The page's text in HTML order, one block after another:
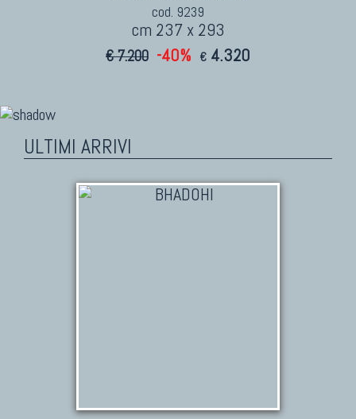
cod. 9239
cm 237 x 293
€ 7.200 -40% € 4.320
ULTIMI ARRIVI